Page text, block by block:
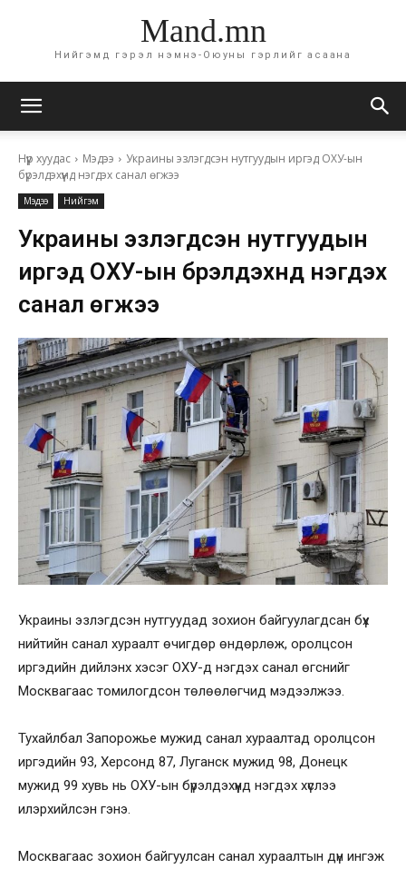
Mand.mn
Нийгэмд гэрэл нэмнэ-Оюуны гэрлийг асаана
Нүүр хуудас Мэдээ
Украины эзлэгдсэн нутгуудын иргэд ОХУ-ын
бүрэлдэхүүнд нэгдэх санал өгжээ
Мэдээ Нийгэм
Украины эзлэгдсэн нутгуудын
иргэд ОХУ-ын бүрэлдэхүүнд нэгдэх
санал өгжээ
Украины эзлэгдсэн нутгуудад зохион байгуулагдсан бүх
нийтийн санал хураалт өчигдөр өндөрлөж, оролцсон
иргэдийн дийлэнх хэсэг ОХУ-д нэгдэх санал өгснийг
Москвагаас томилогдсон төлөөлөгчид мэдээлжээ.
Тухайлбал Запорожье мужид санал хураалтад оролцсон
иргэдийн 93, Херсонд 87, Луганск мужид 98, Донецк
мужид 99 хувь нь ОХУ-ын бүрэлдэхүүнд нэгдэх хүслээ
илэрхийлсэн гэнэ.
Москвагаас зохион байгуулсан санал хураалтын дүн ингэж